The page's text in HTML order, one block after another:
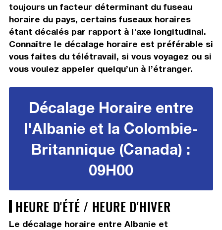
toujours un facteur déterminant du fuseau
horaire du pays, certains fuseaux horaires
étant décalés par rapport à l'axe longitudinal.
Connaître le décalage horaire est préférable si
vous faites du télétravail, si vous voyagez ou si
vous voulez appeler quelqu’un à l’étranger.
Décalage Horaire entre
l'Albanie et la Colombie-
Britannique (Canada) :
09H00
HEURE D'ÉTÉ / HEURE D'HIVER
Le décalage horaire entre Albanie et